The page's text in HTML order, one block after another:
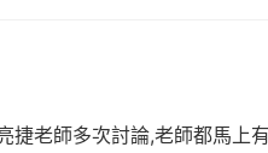
捷老師多次討論,老師都馬上